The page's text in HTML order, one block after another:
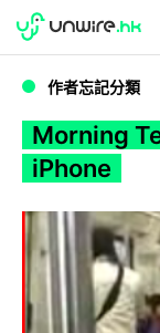
WWDC 2026
作者忘記分類
Morning
iPhone